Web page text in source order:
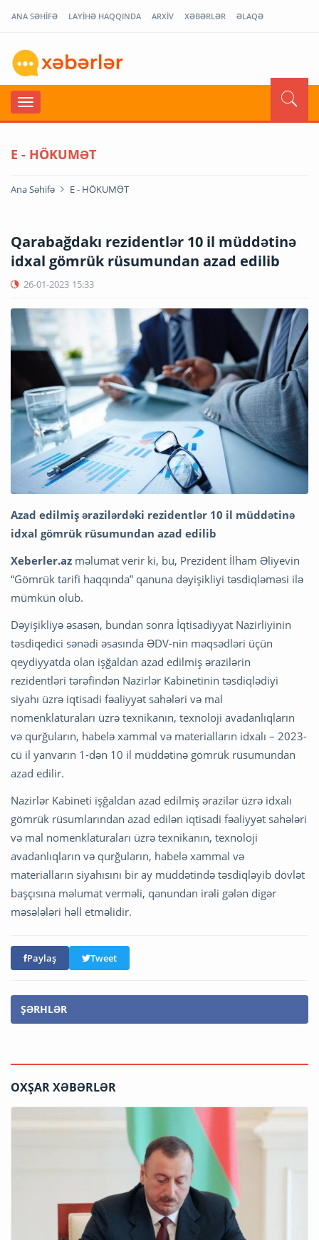
ANA SƏHİFƏ LAYİHƏ HAQQINDA ARXİV XƏBƏRLƏR ƏLAQƏ
E - HÖKUMƏT
Ana Səhifə E - HÖKUMƏT
Qarabağdakı rezidentlər 10 il müddətinə
idxal gömrük rüsumundan azad edilib
26-01-2023 15:33
Azad edilmiş ərazilərdəki rezidentlər 10 il müddətinə
idxal gömrük rüsumundan azad edilib
Xeberler.az məlumat verir ki, bu, Prezident İlham Əliyevin
“Gömrük tarifi haqqında” qanuna dəyişikliyi təsdiqləməsi ilə
mümkün olub.
Dəyişikliyə əsasən, bundan sonra İqtisadiyyat Nazirliyinin
təsdiqedici sənədi əsasında ƏDV-nin məqsədləri üçün
qeydiyyatda olan işğaldan azad edilmiş ərazilərin
rezidentləri tərəfindən Nazirlər Kabinetinin təsdiqlədiyi
siyahı üzrə iqtisadi fəaliyyət sahələri və mal
nomenklaturaları üzrə texnikanın, texnoloji avadanlıqların
və qurğuların, habelə xammal və materialların idxalı – 2023-
cü il yanvarın 1-dən 10 il müddətinə gömrük rüsumundan
azad edilir.
Nazirlər Kabineti işğaldan azad edilmiş ərazilər üzrə idxalı
gömrük rüsumlarından azad edilən iqtisadi fəaliyyət sahələri
və mal nomenklaturaları üzrə texnikanın, texnoloji
avadanlıqların və qurğuların, habelə xammal və
materialların siyahısını bir ay müddətində təsdiqləyib dövlət
başçısına məlumat verməli, qanundan irəli gələn digər
məsələləri həll etməlidir.
Paylaş Tweet
ŞƏRHLƏR
OXŞAR XƏBƏRLƏR